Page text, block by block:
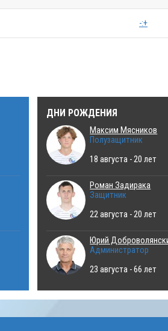
-:+
ДНИ РОЖДЕНИЯ
Максим Мясников
Полузащитник
18 августа - 20 лет
Роман Задирака
Защитник
22 августа - 20 лет
Юрий
Администратор
23 августа - 66 лет